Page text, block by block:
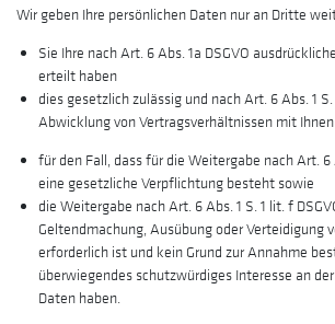
Wir geben Ihre persönlichen Daten nur an Dritte
Sie Ihre nach Art. 6 Abs. 1a DSGVO
erteilt haben
dies gesetzlich zulässig und nach Art. 6 Abs. 1
Abwicklung von Vertragsverhältnissen mit
für den Fall, dass für die Weitergabe nach Art. 6
eine gesetzliche Verpflichtung besteht sowie
die Weitergabe nach Art. 6 Abs. 1 S. 1 lit. f
Geltendmachung, Ausübung oder Verteidigung
erforderlich ist und kein Grund zur Annahme
überwiegendes schutzwürdiges Interesse an
Daten haben.